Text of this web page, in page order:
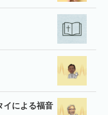
イによる福音